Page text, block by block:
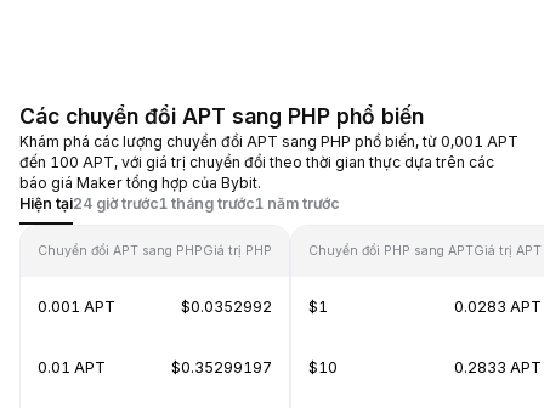
Các chuyển đổi APT sang PHP phổ biến
Khám phá các lượng chuyển đổi APT sang PHP phổ biến, từ 0,001 APT
đến 100 APT, với giá trị chuyển đổi theo thời gian thực dựa trên các
báo giá Maker tổng hợp của Bybit.
Hiện tại24 giờ trước1 tháng trước1 năm trước
Chuyển đổi APT sang PHPGiá trị PHP
0.001 APT $0.0352992
0.01 APT $0.35299197
Chuyển đổi PHP sang APTGiá trị APT
$1 0.0283 APT
$10 0.2833 APT